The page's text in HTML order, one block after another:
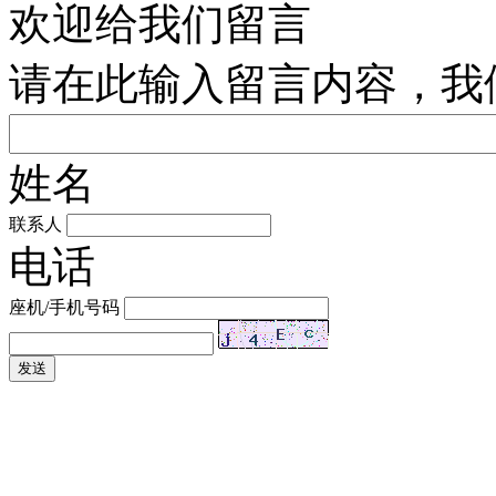
欢迎给我们留言
请在此输入留言内容，
姓名
联系人
电话
座机/手机号码